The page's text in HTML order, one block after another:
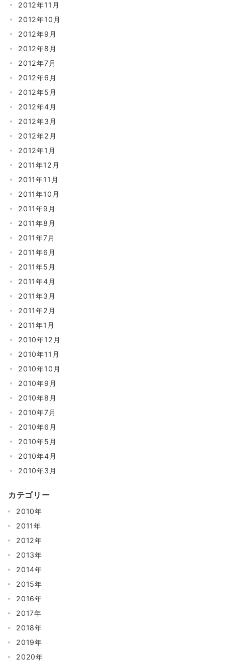
2012年11月
2012年10月
2012年9月
2012年8月
2012年7月
2012年6月
2012年5月
2012年4月
2012年3月
2012年2月
2012年1月
2011年12月
2011年11月
2011年10月
2011年9月
2011年8月
2011年7月
2011年6月
2011年5月
2011年4月
2011年3月
2011年2月
2011年1月
2010年12月
2010年11月
2010年10月
2010年9月
2010年8月
2010年7月
2010年6月
2010年5月
2010年4月
2010年3月
カテゴリー
2010年
2011年
2012年
2013年
2014年
2015年
2016年
2017年
2018年
2019年
2020年